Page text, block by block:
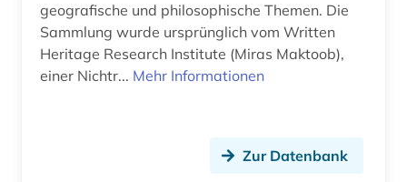
geografische und philosophische Themen. Die
Sammlung wurde ursprünglich vom Written
Heritage Research Institute (Miras Maktoob),
einer Nichtr... Mehr Informationen
Zur Datenbank